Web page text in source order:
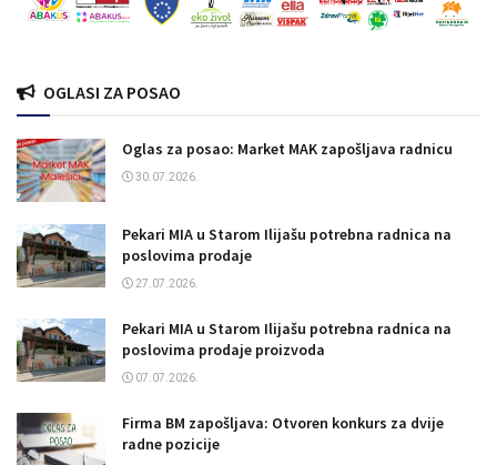
OGLASI ZA POSAO
Oglas za posao: Market MAK zapošljava radnicu
30.07.2026.
Pekari MIA u Starom Ilijašu potrebna radnica na
poslovima prodaje
27.07.2026.
Pekari MIA u Starom Ilijašu potrebna radnica na
poslovima prodaje proizvoda
07.07.2026.
Firma BM zapošljava: Otvoren konkurs za dvije
radne pozicije